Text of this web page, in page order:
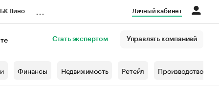
Вино Личный кабинет
Стать экспертом Управлять компанией
Финансы Недвижимость Ретейл Производство